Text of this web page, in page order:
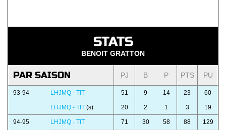
STATS
BENOIT GRATTON
PAR SAISON PJ B P PTS PU
93-94 LHJMQ - TIT 51 9 14 23 60
LHJMQ - TIT (s) 20 2 1 3 19
94-95 LHJMQ - TIT 71 30 58 88 129